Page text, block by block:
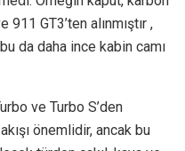
GT3’ten alınmıştır ,
da daha ince kabin camı
ve Turbo S’den
önemlidir, ancak bu